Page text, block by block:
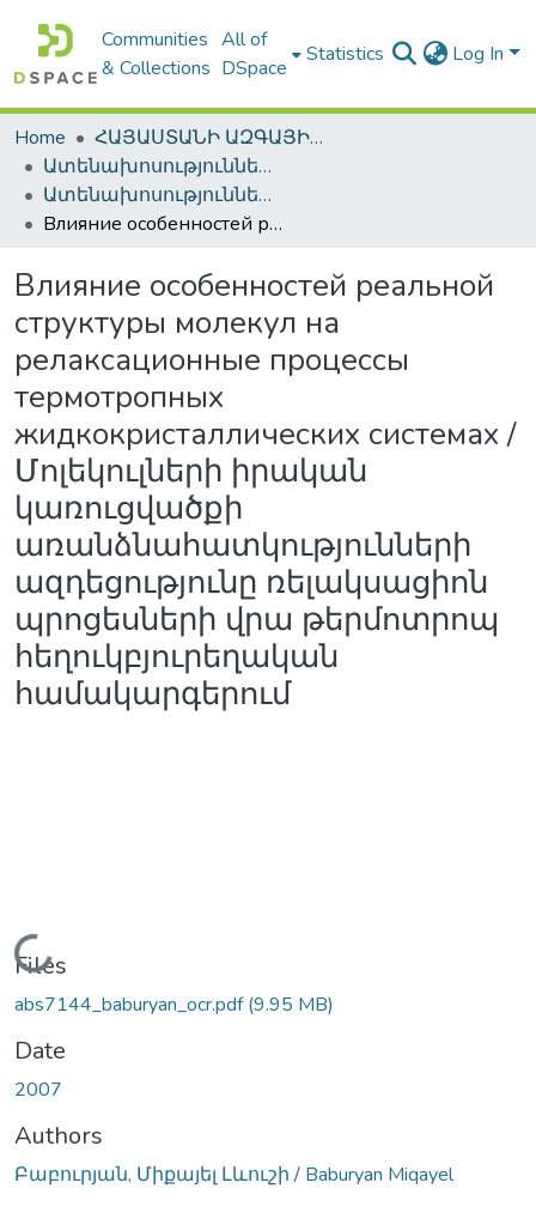
Communities
& Collections
All of
DSpace
Statistics Log In
Home
ՀԱՅԱՍՏԱՆԻ ԱԶԳԱՅԻՆ ԳՐԱԴԱՐԱՆԻ ԹՎԱՅԻՆ ՊԱՀՈՑ / DIGITAL REPOSITORY OF NLA
Ատենախոսություններ և սեղմագրեր / Theses & Abstracts
Ատենախոսություններ և սեղմագրեր / Theses & Abstracts
Влияние особенностей реальной структуры молекул на релаксационные процессы термотропных жидкокристаллических системах / Մոլեկուլների իրական կառուցվածքի առանձնահատկությունների ազդեցությունը ռելակսացիոն պրոցեսների վրա թերմոտրոպ հեղուկբյուրեղական համակարգերում
Влияние особенностей реальной
структуры молекул на
релаксационные процессы
термотропных
жидкокристаллических системах /
Մոլեկուլների իրական
կառուցվածքի
առանձնահատկությունների
ազդեցությունը ռելակսացիոն
պրոցեսների վրա թերմոտրոպ
հեղուկբյուրեղական
համակարգերում
Loading...
Files
abs7144_baburyan_ocr.pdf(9.95 MB)
Date
2007
Authors
Բաբուրյան, Միքայել Լևուշի / Baburyan Miqayel